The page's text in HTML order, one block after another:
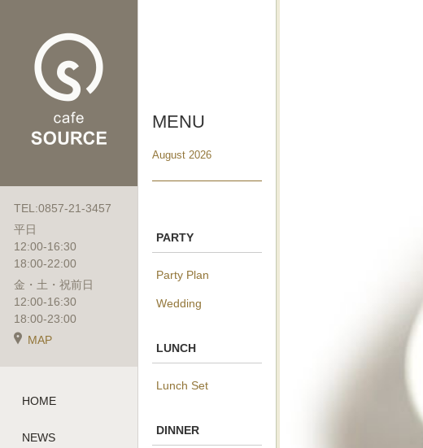
TEL:0857-21-3457
平日
12:00-16:30
18:00-22:00
金・土・祝前日
12:00-16:30
18:00-23:00
MAP
HOME
NEWS
MENU
August 2026
PARTY
Party Plan
Wedding
LUNCH
Lunch Set
DINNER